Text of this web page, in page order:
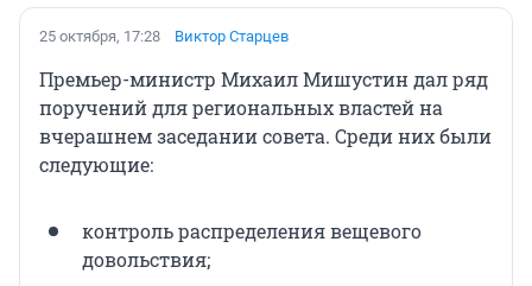
25 октября, 17:28 Виктор Старцев
Премьер-министр Михаил Мишустин дал ряд
поручений для региональных властей на
вчерашнем заседании совета. Среди них были
следующие:
контроль распределения вещевого
довольствия;